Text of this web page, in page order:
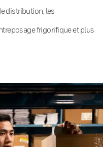
distribution, les
frigorifique et plus